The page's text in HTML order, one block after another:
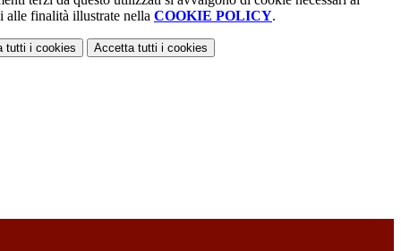
alle finalità illustrate nella COOKIE POLICY.
tutti i cookies Accetta tutti i cookies